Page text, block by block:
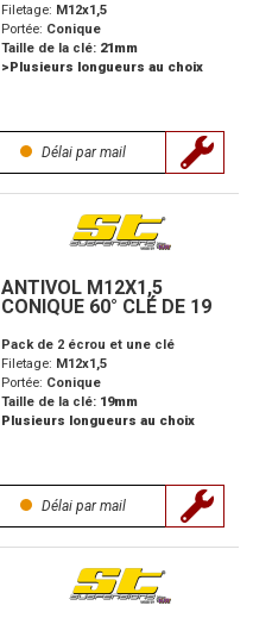
Filetage: M12x1,5
Portée: Conique
Taille de la clé: 21mm
>Plusieurs longueurs au choix
Délai par mail
ANTIVOL M12X1,5
CONIQUE 60° CLÉ DE 19
Pack de 2 écrou et une clé
Filetage: M12x1,5
Portée: Conique
Taille de la clé: 19mm
Plusieurs longueurs au choix
Délai par mail